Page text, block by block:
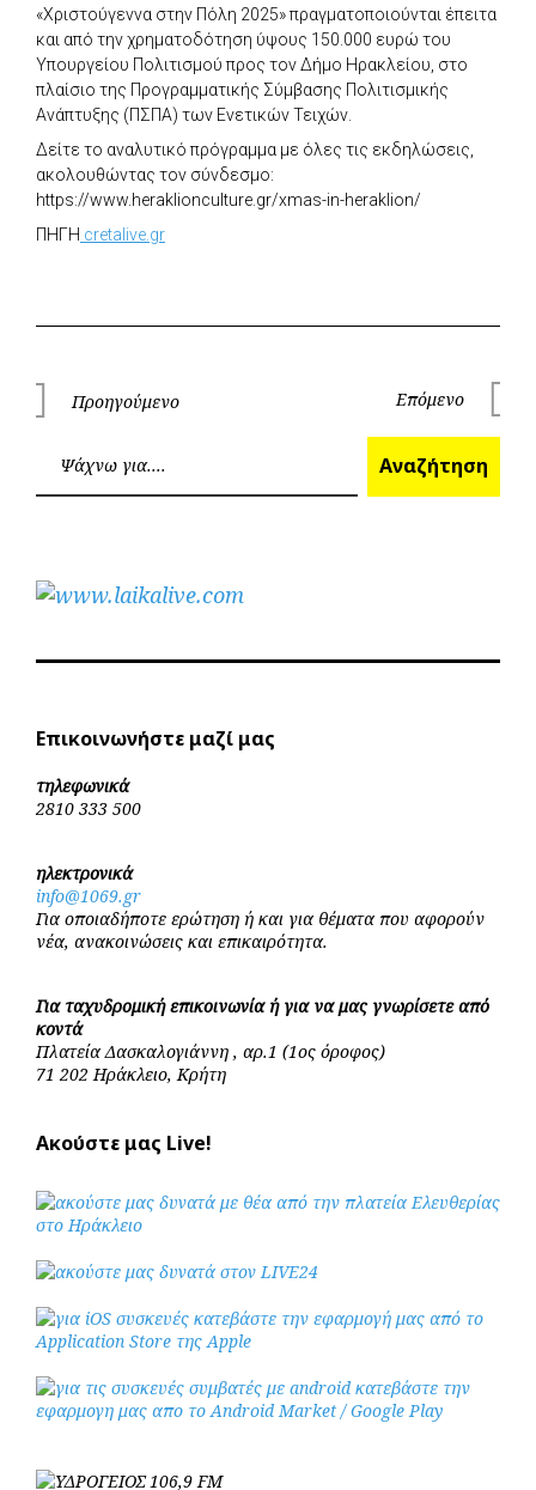
«Χριστούγεννα στην Πόλη 2025» πραγματοποιούνται έπειτα
και από την χρηματοδότηση ύψους 150.000 ευρώ του
Υπουργείου Πολιτισμού προς τον Δήμο Ηρακλείου, στο
πλαίσιο της Προγραμματικής Σύμβασης Πολιτισμικής
Ανάπτυξης (ΠΣΠΑ) των Ενετικών Τειχών.
Δείτε το αναλυτικό πρόγραμμα με όλες τις εκδηλώσεις,
ακολουθώντας τον σύνδεσμο:
https://www.heraklionculture.gr/xmas-in-heraklion/
ΠΗΓΗ cretalive.gr
Πλοήγηση
άρθρων
Προηγούμενο Επόμενο
Αναζήτηση
Επικοινωνήστε μαζί μας
τηλεφωνικά
2810 333 500
ηλεκτρονικά
info@1069.gr
Για οποιαδήποτε ερώτηση ή και για θέματα που αφορούν
νέα, ανακοινώσεις και επικαιρότητα.
Για ταχυδρομική επικοινωνία ή για να μας γνωρίσετε από
κοντά
Πλατεία Δασκαλογιάννη , αρ.1 (1ος όροφος)
71 202 Ηράκλειο, Κρήτη
Ακούστε μας Live!